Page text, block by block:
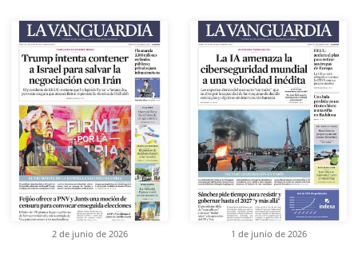
2 de junio de 2026 1 de junio de 2026